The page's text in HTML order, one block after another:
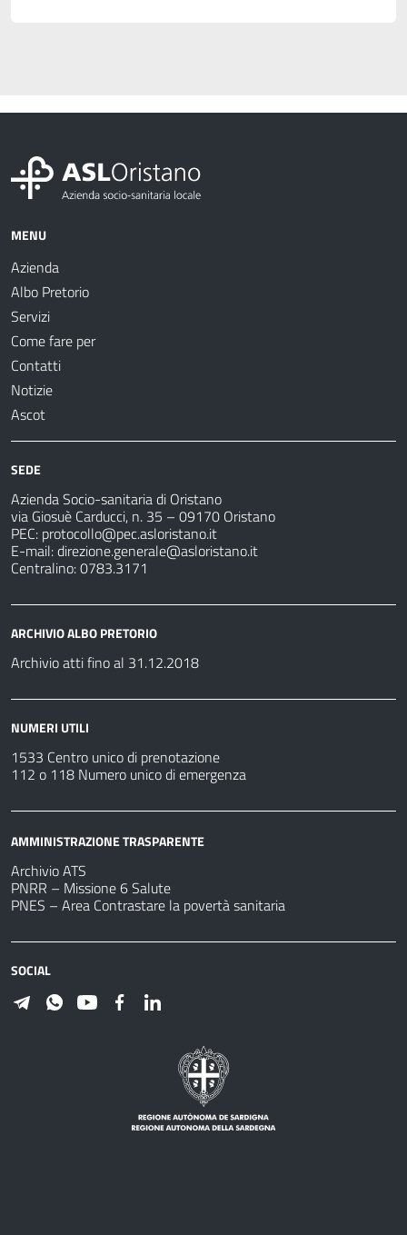
MENU
Azienda
Albo Pretorio
Servizi
Come fare per
Contatti
Notizie
Ascot
SEDE
Azienda Socio-sanitaria di Oristano
via Giosuè Carducci, n. 35 – 09170 Oristano
PEC: protocollo@pec.asloristano.it
E-mail:direzione.generale@asloristano.it
Centralino: 0783.3171
ARCHIVIO ALBO PRETORIO
Archivio atti fino al 31.12.2018
NUMERI UTILI
1533 Centro unico di prenotazione
112 o 118 Numero unico di emergenza
AMMINISTRAZIONE TRASPARENTE
Archivio ATS
PNRR – Missione 6 Salute
PNES – Area Contrastare la povertà sanitaria
SOCIAL